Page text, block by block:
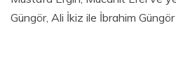
Güngör, Ali İkiz ile İbrahim